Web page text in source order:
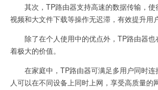
其次，TP路由器支持高速的数据传输，使
视频和大文件下载等操作无迟滞，有效提升用
除了在个人使用中的优点外，TP路由器也
着极大的价值。
在家庭中，TP路由器可满足多用户同时连
人可以在不同设备上同时上网，享受高质量的